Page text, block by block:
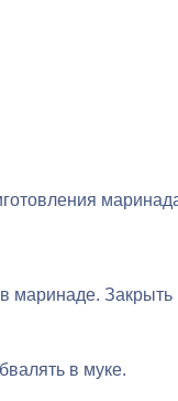
в муке.